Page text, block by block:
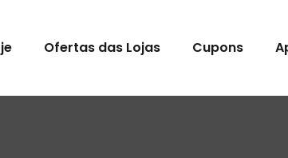
Ofertas das Lojas Cupons